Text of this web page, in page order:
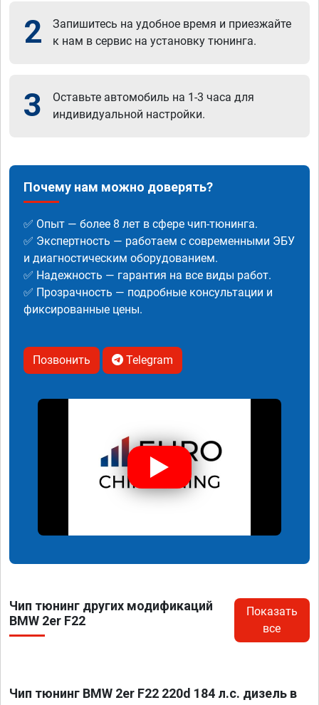
2
Запишитесь на удобное время и приезжайте
к нам в сервис на установку тюнинга.
3
Оставьте автомобиль на 1-3 часа для
индивидуальной настройки.
Почему нам можно доверять?
✅ Опыт — более 8 лет в сфере чип-тюнинга.
✅ Экспертность — работаем с современными ЭБУ
и диагностическим оборудованием.
✅ Надежность — гарантия на все виды работ.
✅ Прозрачность — подробные консультации и
фиксированные цены.
Позвонить Telegram
Чип тюнинг других модификаций
BMW 2er F22
Показать
все
Чип тюнинг BMW 2er F22 220d 184 л.с. дизель в